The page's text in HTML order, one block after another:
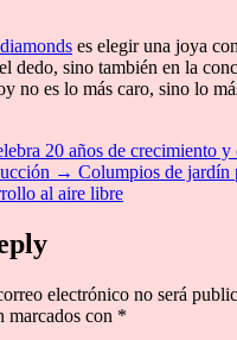
es elegir una joya
dedo, sino también en la
no es lo más caro, sino lo
20 años de crecimiento y
→ Columpios de jardín
al aire libre
electrónico no será
marcados con *